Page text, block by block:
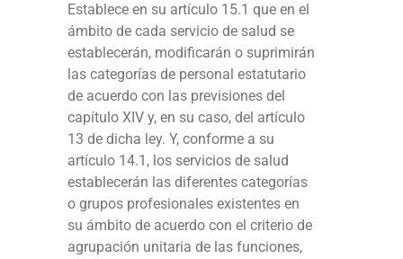
Establece en su artículo 15.1 que en el
ámbito de cada servicio de salud se
establecerán, modificarán o suprimirán
las categorías de personal estatutario
de acuerdo con las previsiones del
capítulo XIV y, en su caso, del artículo
13 de dicha ley. Y, conforme a su
artículo 14.1, los servicios de salud
establecerán las diferentes categorías
o grupos profesionales existentes en
su ámbito de acuerdo con el criterio de
agrupación unitaria de las funciones,